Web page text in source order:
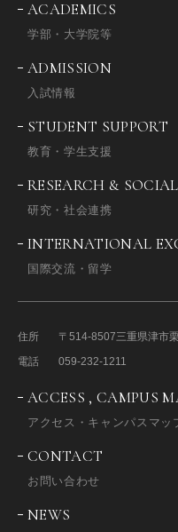
ACADEMICS
学部・大学院等
ADMISSION
入試情報
STUDENT SUPPORT
教育・学生支援
RESEARCH &
研究・社会連携
INTERNATIONAL
国際交流・留学
住所 〒514-8507三重県津市
電話
059-232-1211
ACCESS , CAMPUS
アクセス・キャンパスマッ
CONTACT
お問い合わせ
NEWS